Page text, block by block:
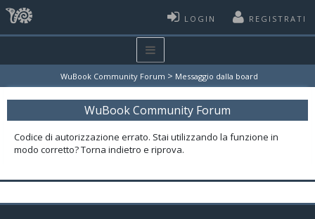
LOGIN REGISTRATI
WuBook Community Forum > Messaggio dalla board
WuBook Community Forum
Codice di autorizzazione errato. Stai utilizzando la funzione in
modo corretto? Torna indietro e riprova.